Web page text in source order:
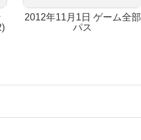
2012年11月1日 ゲーム全部
パス